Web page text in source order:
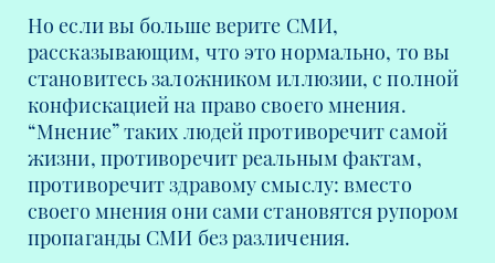
Но если вы больше верите СМИ,
рассказывающим, что это нормально, то вы
становитесь заложником иллюзии, с полной
конфискацией на право своего мнения.
“Мнение” таких людей противоречит самой
жизни, противоречит реальным фактам,
противоречит здравому смыслу: вместо
своего мнения они сами становятся рупором
пропаганды СМИ без различения.